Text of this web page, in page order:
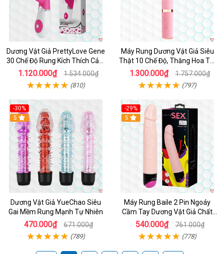
Dương Vật Giả PrettyLove Gene
30 Chế Độ Rung Kích Thích Cảm
Biến Âm Thanh
1.120.000₫ 1.534.000₫
(810)
Máy Rung Dương Vật Giả Siêu
Thật 10 Chế Độ, Thăng Hoa Tối
Ưu
1.300.000₫ 1.757.000₫
(797)
-30%
Hot
5
Dương Vật Giả YueChao Siêu
Gai Mềm Rung Mạnh Tự Nhiên
470.000₫ 671.000₫
(789)
-29%
Hot
5
Máy Rung Baile 2 Pin Ngoáy
Cầm Tay Dương Vật Giả Chất
Lượng
540.000₫ 761.000₫
(778)